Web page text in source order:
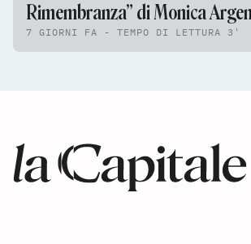
Rimembranza” di Monica
7 GIORNI FA - TEMPO DI LETTURA 3'